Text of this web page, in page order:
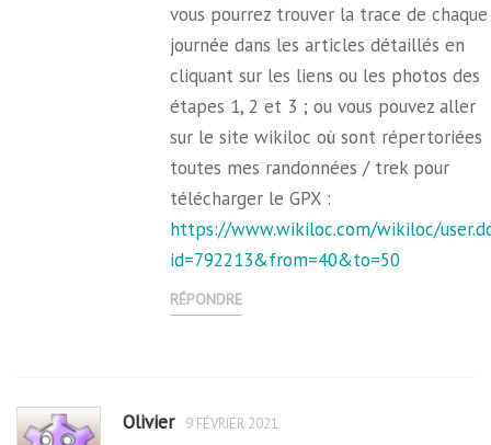
vous pourrez trouver la trace de chaque
journée dans les articles détaillés en
cliquant sur les liens ou les photos des
étapes 1, 2 et 3 ; ou vous pouvez aller
sur le site wikiloc où sont répertoriées
toutes mes randonnées / trek pour
télécharger le GPX :
https://www.wikiloc.com/wikiloc/
id=792213&from=40&to=50
RÉPONDRE
Olivier 9 FÉVRIER 2021